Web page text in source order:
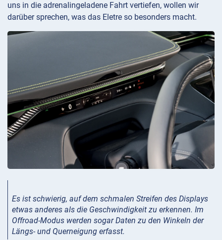
uns in die adrenalingeladene Fahrt vertiefen, wollen wir
darüber sprechen, was das Eletre so besonders macht.
Es ist schwierig, auf dem schmalen Streifen des Displays
etwas anderes als die Geschwindigkeit zu erkennen. Im
Offroad-Modus werden sogar Daten zu den Winkeln der
Längs- und Querneigung erfasst.